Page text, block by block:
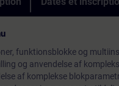
funktionsblokke og
og anvendelse af
af komplekse